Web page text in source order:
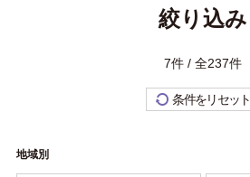
絞り込み
7件 / 全237件
条件をリセット
地域別